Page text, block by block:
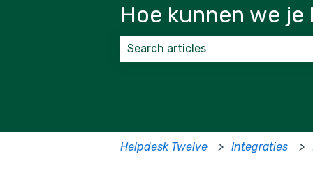
Hoe kunnen we je
Helpdesk Twelve Integraties